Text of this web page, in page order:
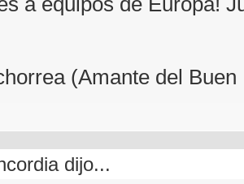
(Amante del Buen
dijo...